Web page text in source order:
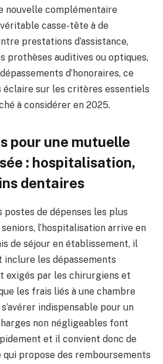
nouvelle complémentaire
casse-tête à de
prestations d’assistance,
prothèses auditives ou optiques,
d’honoraires, ce
éclaire sur les critères essentiels
à considérer en 2025.
pour une mutuelle
: hospitalisation,
dentaires
postes de dépenses les plus
l’hospitalisation arrive en
de séjour en établissement, il
les dépassements
exigés par les chirurgiens et
les frais liés à une chambre
indispensable pour un
non négligeables font
et il convient donc de
propose des remboursements